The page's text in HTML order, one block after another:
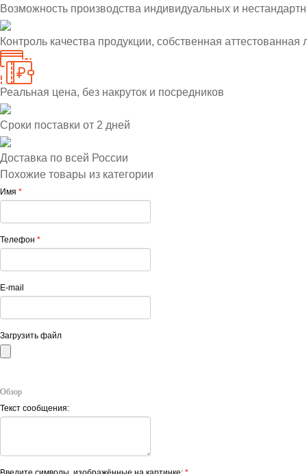
Возможность производства индивидуальных и
Контроль качества продукции, собственная аттестованная
Реальная цена, без накруток и посредников
Сроки поставки от 2 дней
Доставка по всей России
Похожие товары из категории
Имя *
Телефон *
E-mail
Загрузить файл
Обзор
Текст сообщения: